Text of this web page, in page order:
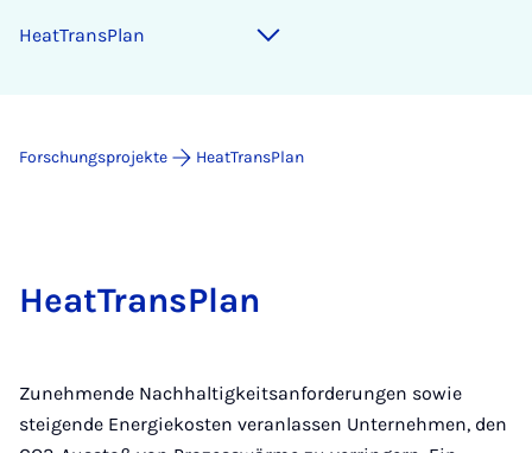
HeatTransPlan
Forschungsprojekte HeatTransPlan
HeatTransPlan
Zunehmende Nachhaltigkeitsanforderungen sowie
steigende Energiekosten veranlassen Unternehmen, den